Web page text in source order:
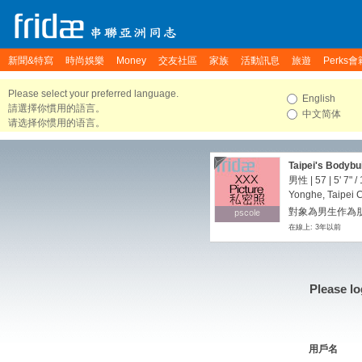
新聞&特寫 時尚娛樂 Money 交友社區 家族 活動訊息 旅遊 Perks會
Please select your preferred language.
請選擇你慣用的語言。
请选择你惯用的语言。
English
中文简体
pscole
pscole
Taipei's
男性 | 57 | 5' 7" /
Yonghe, Taipei
對象為男生作為
在線上: 3年以前
Please
用戶名